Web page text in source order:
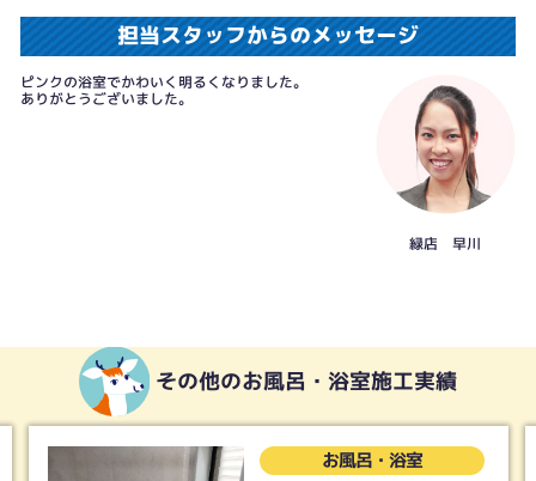
担当スタッフからのメッセージ
ピンクの浴室でかわいく明るくなりました。
ありがとうございました。
緑店 早川
その他のお風呂・浴室施工実績
お風呂・浴室